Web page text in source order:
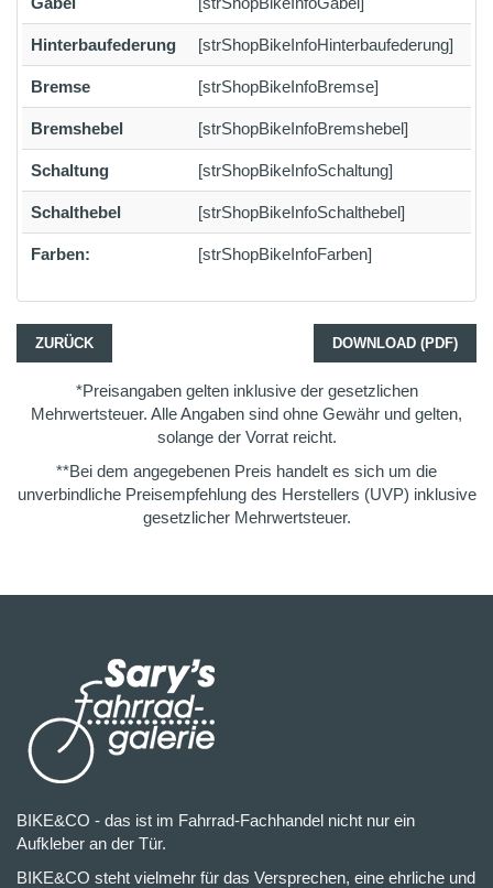
Hinterbaufederung [strShopBikeInfoHinterbaufederung]
Bremse [strShopBikeInfoBremse]
Bremshebel [strShopBikeInfoBremshebel]
Schaltung [strShopBikeInfoSchaltung]
Schalthebel [strShopBikeInfoSchalthebel]
Farben: [strShopBikeInfoFarben]
ZURÜCK DOWNLOAD (PDF)
*Preisangaben gelten inklusive der gesetzlichen
Mehrwertsteuer. Alle Angaben sind ohne Gewähr und gelten,
solange der Vorrat reicht.
**Bei dem angegebenen Preis handelt es sich um die
unverbindliche Preisempfehlung des Herstellers (UVP) inklusive
gesetzlicher Mehrwertsteuer.
BIKE&CO - das ist im Fahrrad-Fachhandel nicht nur ein
Aufkleber an der Tür.
BIKE&CO steht vielmehr für das Versprechen, eine ehrliche und